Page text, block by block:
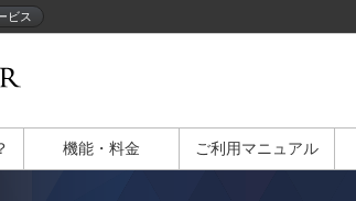
ビス
機能・料金 ご利用マニュアル